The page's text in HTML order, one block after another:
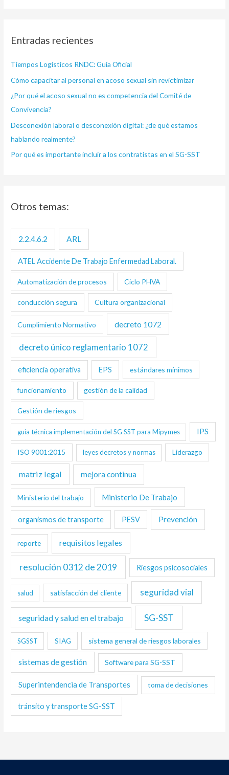
a
p
o
r
:
Entradas recientes
Tiempos Logísticos RNDC: Guía Oficial
Cómo capacitar al personal en acoso sexual sin revictimizar
¿Por qué el acoso sexual no es competencia del Comité de
Convivencia?
Desconexión laboral o desconexión digital: ¿de qué estamos
hablando realmente?
Por qué es importante incluir a los contratistas en el SG-SST
Otros temas:
2.2.4.6.2 ARL
ATEL Accidente De Trabajo Enfermedad Laboral.
Automatización de procesos Ciclo PHVA
conducción segura Cultura organizacional
Cumplimiento Normativo decreto 1072
decreto único reglamentario 1072
eficiencia operativa EPS estándares mínimos
funcionamiento gestión de la calidad
Gestión de riesgos
guía técnica implementación del SG SST para Mipymes IPS
ISO 9001:2015 leyes decretos y normas Liderazgo
matriz legal mejora continua
Ministerio del trabajo Ministerio De Trabajo
organismos de transporte PESV Prevención
reporte requisitos legales
resolución 0312 de 2019 Riesgos psicosociales
salud satisfacción del cliente seguridad vial
seguridad y salud en el trabajo SG-SST
SGSST SIAG sistema general de riesgos laborales
sistemas de gestión Software para SG-SST
Superintendencia de Transportes toma de decisiones
tránsito y transporte SG-SST